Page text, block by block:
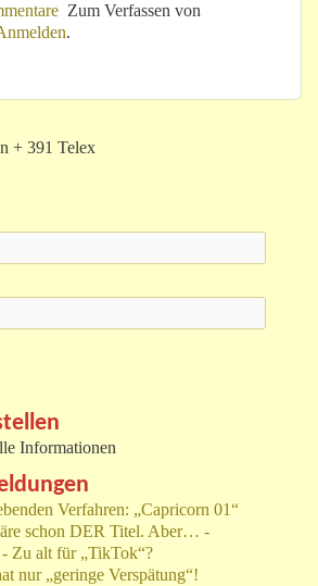
Werksfahrer: Premium-Rüpel?
Zum Verfassen von
.
+ 391 Telex
Informationen
Verfahren: „Capricorn 01“
schon DER Titel. Aber… -
Zu alt für „TikTok“?
nur „geringe Verspätung“!